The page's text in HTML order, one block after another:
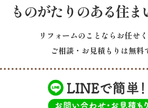
ものがたりのある住
リフォームのことならお任せく
ご相談・お見積もりは無料